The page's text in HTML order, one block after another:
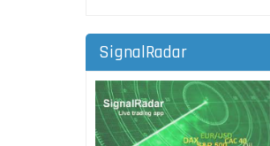
SignalRadar